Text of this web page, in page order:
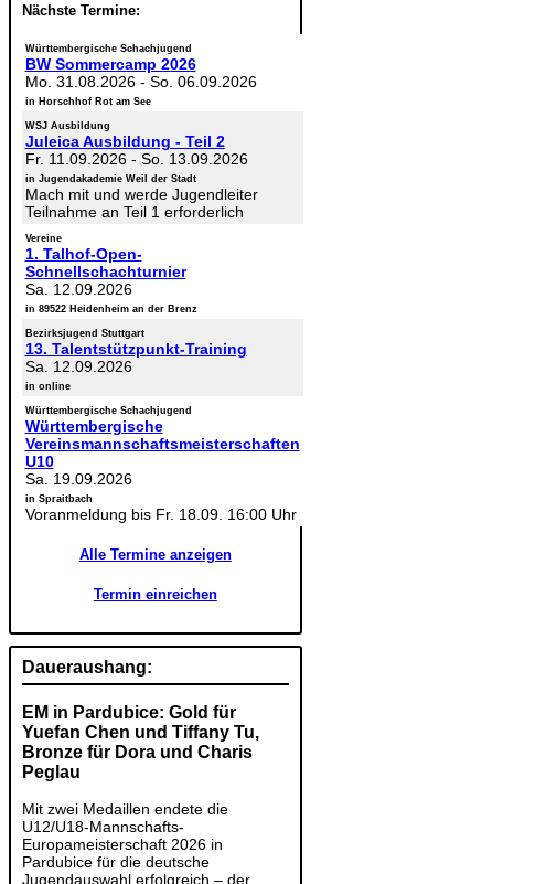
Nächste Termine:
Württembergische Schachjugend
BW Sommercamp 2026
Mo. 31.08.2026- So. 06.09.2026
in Horschhof Rot am See
WSJ Ausbildung
Juleica Ausbildung - Teil 2
Fr. 11.09.2026- So. 13.09.2026
in Jugendakademie Weil der Stadt
Mach mit und werde Jugendleiter
Teilnahme an Teil 1 erforderlich
Vereine
1. Talhof-Open-
Schnellschachturnier
Sa. 12.09.2026
in 89522 Heidenheim an der Brenz
Bezirksjugend Stuttgart
13. Talentstützpunkt-Training
Sa. 12.09.2026
in online
Württembergische Schachjugend
Württembergische
Vereinsmannschaftsmeisterschaften
U10
Sa. 19.09.2026
in Spraitbach
Voranmeldung bis Fr. 18.09. 16:00 Uhr
Alle Termine anzeigen
Termin einreichen
Daueraushang:
EM in Pardubice: Gold für
Yuefan Chen und Tiffany Tu,
Bronze für Dora und Charis
Peglau
Mit zwei Medaillen endete die
U12/U18-Mannschafts-
Europameisterschaft 2026 in
Pardubice für die deutsche
Jugendauswahl erfolgreich – der